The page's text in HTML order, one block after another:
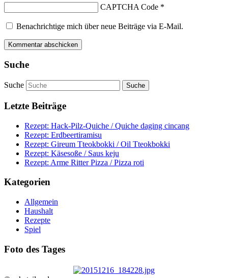
CAPTCHA Code *
Benachrichtige mich über neue Beiträge via E-Mail.
Suche
Suche
Letzte Beiträge
Rezept: Hack-Pilz-Quiche / Quiche daging cincang
Rezept: Erdbeertiramisu
Rezept: Gireum Tteokbokki / Oil Tteokbokki
Rezept: Käsesoße / Saus keju
Rezept: Arme Ritter Pizza / Pizza roti
Kategorien
Allgemein
Haushalt
Rezepte
Spiel
Foto des Tages